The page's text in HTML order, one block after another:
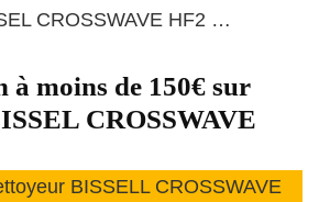
CROSSWAVE HF2 …
moins de 150€ sur
CROSSWAVE
BISSELL CROSSWAVE